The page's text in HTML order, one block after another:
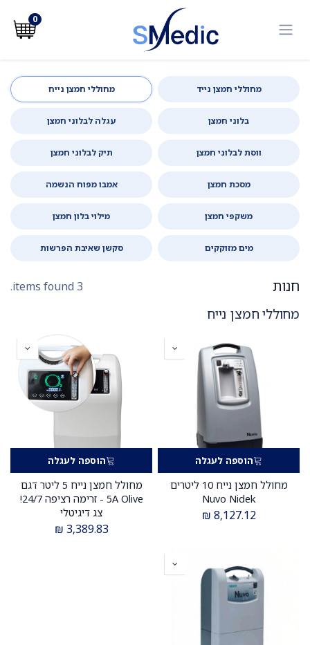
0
מחוללי חמצן נייד מחוללי חמצן נייח
בלוני חמצן עגלה לבלוני חמצן
ווסת לבלוני חמצן תיק לבלוני חמצן
מסכת חמצן אמבו מפוח הנשמה
משקפי חמצן מילוי בלון חמצן
מים מזוקקים סקשן שאיבת הפרשות
חנות 3 items found.
מחוללי חמצן נייח
הוספה לעגלה
מחולל חמצן נייח 10 ליטרים
Nuvo Nidek
8,127.12
₪
הוספה לעגלה
מחולל חמצן נייח 5 ליטר דגם
5A Olive - זרימה רציפה 24/7!
צג דיגיטלי
3,389.83
₪